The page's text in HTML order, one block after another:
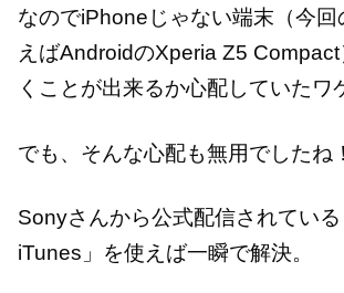
なのでiPhoneじゃない端末（今回
えばAndroidのXperia Z5
くことが出来るか心配していたワ
でも、そんな心配も無用でしたね！
Sonyさんから公式配信されてい
iTunes」を使えば一瞬で解決。